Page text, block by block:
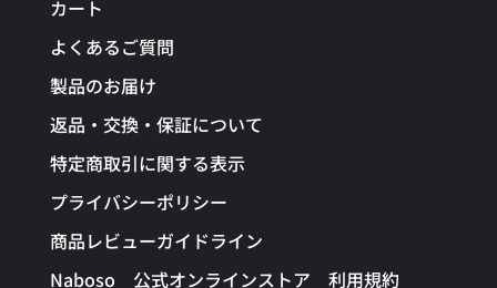
カート
よくあるご質問
製品のお届け
返品・交換・保証について
特定商取引に関する表示
プライバシーポリシー
商品レビューガイドライン
Naboso 公式オンラインストア 利用規約